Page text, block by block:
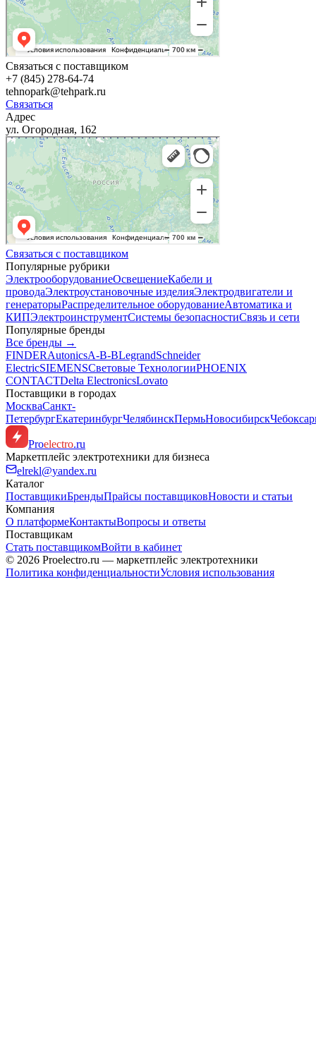
Связаться с поставщиком
+7 (845) 278-64-74
tehnopark@tehpark.ru
Связаться
Адрес
ул. Огородная, 162
Связаться с поставщиком
Популярные рубрики
ЭлектрооборудованиеОсвещениеКабели и
проводаЭлектроустановочные изделияЭлектродвигатели и
генераторыРаспределительное оборудованиеАвтоматика и
КИПЭлектроинструментСистемы безопасностиСвязь и сети
Популярные бренды
Все бренды →
FINDERAutonicsA-B-BLegrandSchneider
ElectricSIEMENSСветовые ТехнологииPHOENIX
CONTACTDelta ElectronicsLovato
Поставщики в городах
МоскваСанкт-
ПетербургЕкатеринбургЧелябинскПермьНовосибирск
Proelectro.ru
Маркетплейс электротехники для бизнеса
elrekl@yandex.ru
Каталог
ПоставщикиБрендыПрайсы поставщиковНовости и статьи
Компания
О платформеКонтактыВопросы и ответы
Поставщикам
Стать поставщикомВойти в кабинет
© 2026 Proelectro.ru — маркетплейс электротехники
Политика конфиденциальностиУсловия использования